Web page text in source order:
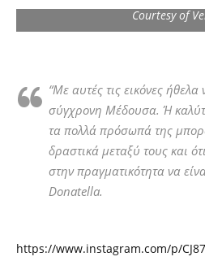
Courtesy of
“Με αυτές τις εικόνες
σύγχρονη Μέδουσα. Ή
τα πολλά πρόσωπά της
δραστικά μεταξύ τους και
στην πραγματικότητα να
Donatella.
https://www.instagram.com/p/